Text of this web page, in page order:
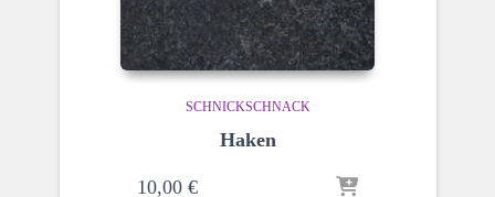
SCHNICKSCHNACK
Haken
10,00 €